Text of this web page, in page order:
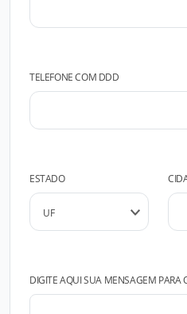
TELEFONE COM DDD
ESTADO
DIGITE AQUI SUA MENSAGEM PARA